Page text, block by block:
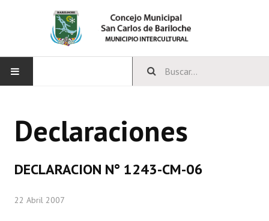
CONCEJO
Declaraciones
DECLARACION N° 1243-CM-06
22 Abril 2007